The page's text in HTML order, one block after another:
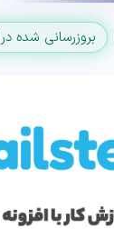
بروزرسانی شده در